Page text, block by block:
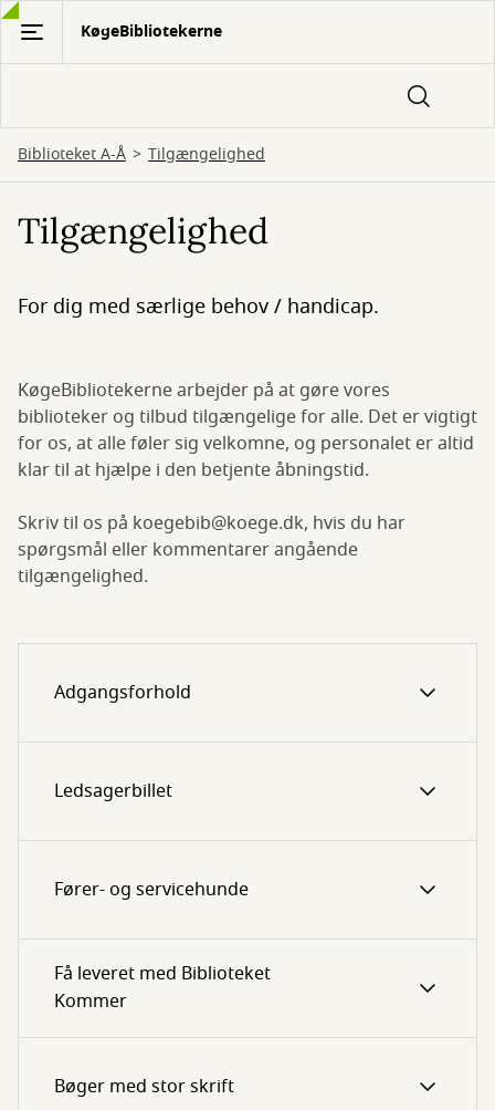
Gå
hovedindhold
KøgeBibliotekerne
Biblioteket A-Å Tilgængelighed
Tilgængelighed
For dig med særlige behov / handicap.
KøgeBibliotekerne arbejder på at gøre vores
biblioteker og tilbud tilgængelige for alle. Det er vigtigt
for os, at alle føler sig velkomne, og personalet er altid
klar til at hjælpe i den betjente åbningstid.
Skriv til os på koegebib@koege.dk, hvis du har
spørgsmål eller kommentarer angående
tilgængelighed.
Adgangsforhold
Ledsagerbillet
Fører- og servicehunde
Få leveret med Biblioteket
Kommer
Bøger med stor skrift